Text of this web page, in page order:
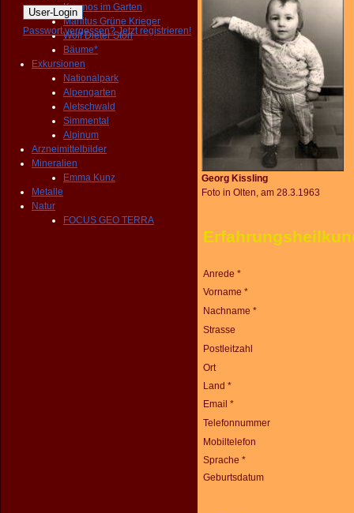
Kosmos im Garten
Manitus Grüne Krieger
Wolf Dieter Storl
Bäume*
Exkursionen
Nationalpark
Alpengarten
Aletschwald
Simmental
Alpinum
Arzneimittelbilder
Mineralien
Emma Kunz
Metalle
Natur
FOCUS GEO TERRA
Passwort vergessen? Jetzt registrieren!
Georg Kissling
Foto in Olten, am 28.3.1963
Anrede *
Vorname *
Nachname *
Strasse
Postleitzahl
Ort
Land *
Email *
Telefonnummer
Mobiltelefon
Sprache *
Geburtsdatum